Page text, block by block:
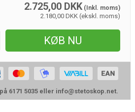
2.725,00 DKK(Inkl. moms)
2.180,00 DKK (ekskl. moms)
KØB NU
6171 5035 eller info@stetoskop.net.